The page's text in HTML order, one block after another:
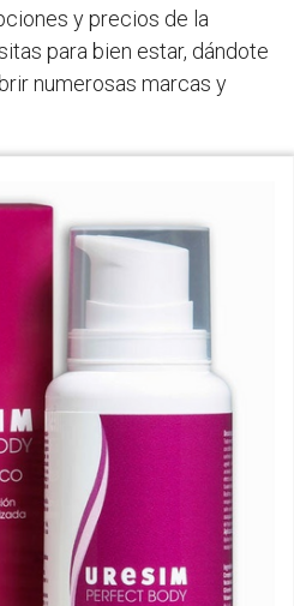
y precios de la
para bien estar, dándote
numerosas marcas y